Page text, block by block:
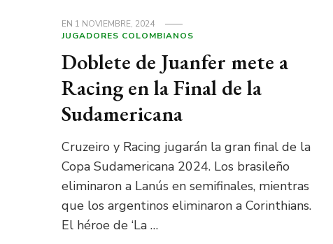
EN 1 NOVIEMBRE, 2024
JUGADORES COLOMBIANOS
Doblete de Juanfer mete a
Racing en la Final de la
Sudamericana
Cruzeiro y Racing jugarán la gran final de la
Copa Sudamericana 2024. Los brasileño
eliminaron a Lanús en semifinales, mientras
que los argentinos eliminaron a Corinthians.
El héroe de ‘La …